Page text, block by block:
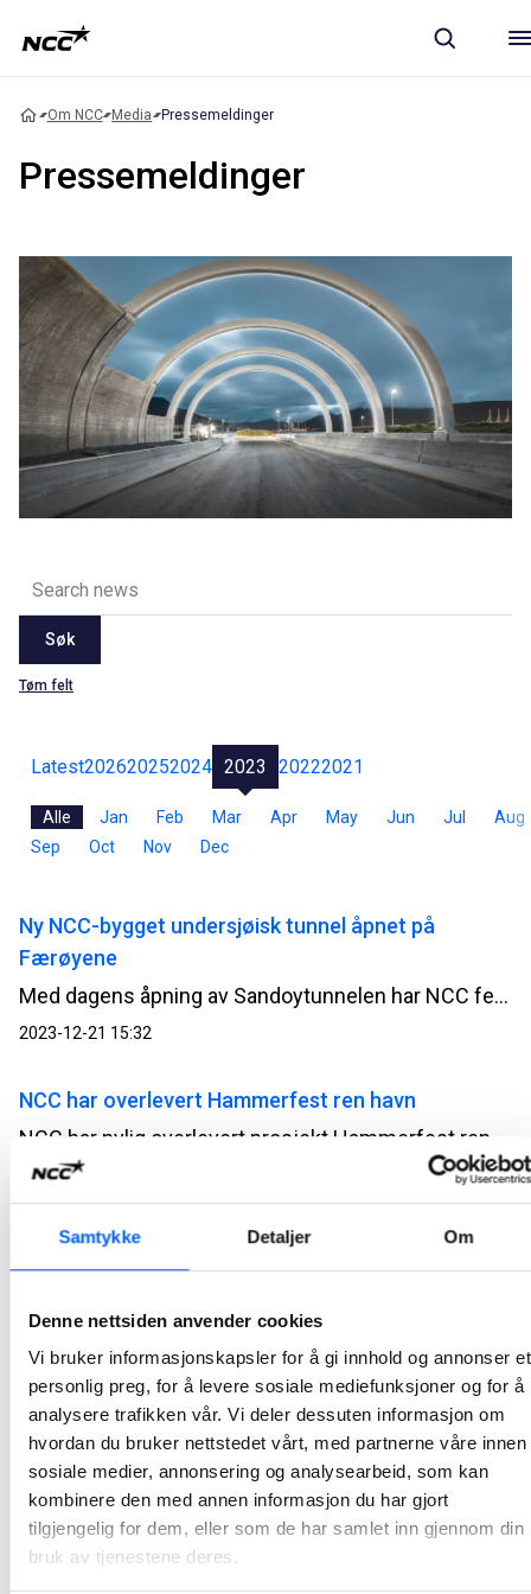
Samtykke Detaljer Om
Denne nettsiden anvender cookies
Vi bruker informasjonskapsler for å gi innhold og annonser et
personlig preg, for å levere sosiale mediefunksjoner og for å
analysere trafikken vår. Vi deler dessuten informasjon om
hvordan du bruker nettstedet vårt, med partnerne våre innen
sosiale medier, annonsering og analysearbeid, som kan
kombinere den med annen informasjon du har gjort
tilgjengelig for dem, eller som de har samlet inn gjennom din
bruk av tjenestene deres.
Om NCC Media Pressemeldinger
Pressemeldinger
Søk
Tøm felt
Latest202620252024 2023 20222021
Alle Jan Feb Mar Apr May Jun Jul
Aug
Sep
Oct Nov Dec
Ny NCC-bygget undersjøisk tunnel åpnet på
Færøyene
Med dagens åpning av Sandoytunnelen har NCC ferdigstilt den andre undersjøiske veitunnelen på øyriket siden 2020, og til en samlet verdi av 2,7 MNOK.
2023-12-21 15:32
NCC har overlevert Hammerfest ren havn
2023-12-18 08:00
Lars Petter Gamlem er ny leder i NCC Building
Norway
2023-12-04 13:01
NCC har signert fire nye kontrakter med Oslo
kommune
2023-11-17 07:45